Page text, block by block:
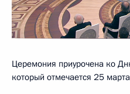
Церемония приурочена ко
который отмечается 25